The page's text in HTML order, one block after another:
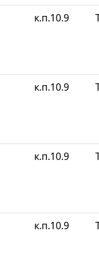
к.п.10.9
к.п.10.9
к.п.10.9
к.п.10.9